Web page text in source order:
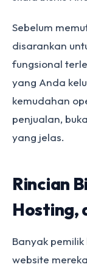
Sebelum
disarankan
fungsional
yang Anda
kemudahan
penjualan,
yang jelas.
Rincian
Hosting,
Banyak
website